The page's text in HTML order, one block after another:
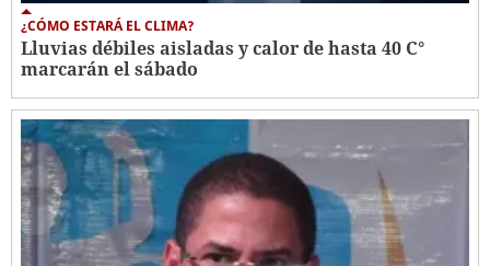
¿CÓMO ESTARÁ EL CLIMA?
Lluvias débiles aisladas y calor de hasta 40 C°
marcarán el sábado